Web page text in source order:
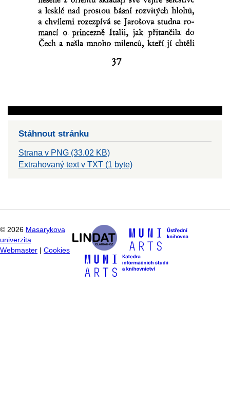
Stáhnout stránku
Strana v PNG (33.02 KB)
Extrahovaný text v TXT (1 byte)
© 2026 Masarykova
univerzita
Webmaster
Cookies